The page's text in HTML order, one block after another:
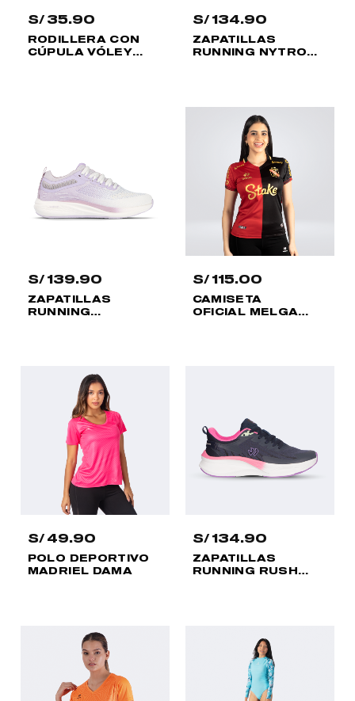
S/ 35.90
RODILLERA CON
CÚPULA VÓLEY
S/ 134.90
ZAPATILLAS
RUNNING NYTRO
S/ 139.90
ZAPATILLAS
RUNNING
S/ 115.00
CAMISETA
OFICIAL MELGAR
S/ 49.90
POLO DEPORTIVO
MADRIEL DAMA
S/ 134.90
ZAPATILLAS
RUNNING RUSH